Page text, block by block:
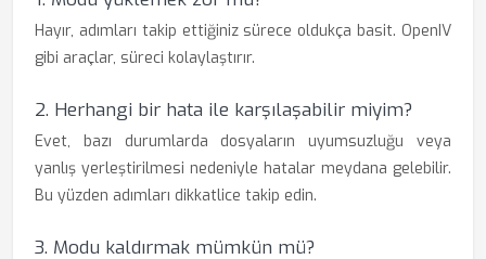
Hayır, adımları takip ettiğiniz sürece oldukça basit. OpenIV
gibi araçlar, süreci kolaylaştırır.
2. Herhangi bir hata ile karşılaşabilir miyim?
Evet, bazı durumlarda dosyaların uyumsuzluğu veya
yanlış yerleştirilmesi nedeniyle hatalar meydana gelebilir.
Bu yüzden adımları dikkatlice takip edin.
3. Modu kaldırmak mümkün mü?